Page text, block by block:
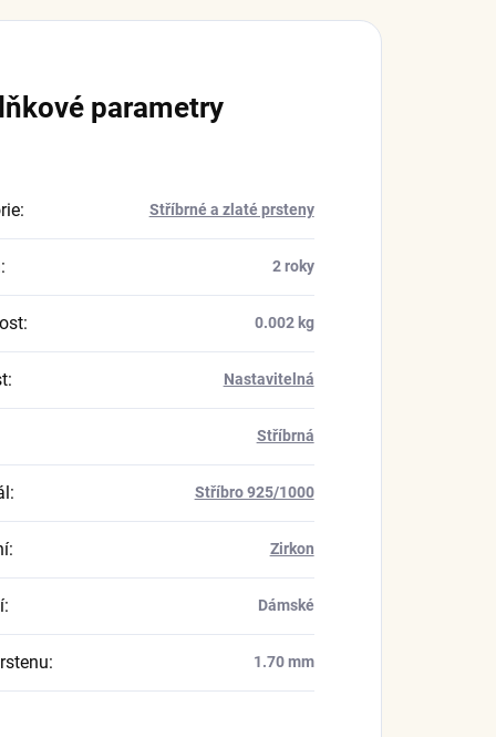
parametry
: Stříbrné a zlaté prsteny
: 2 roky
: 0.002 kg
: Nastavitelná
Stříbrná
: Stříbro 925/1000
: Zirkon
: Dámské
: 1.70 mm